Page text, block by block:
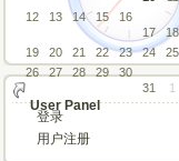
12
13 14 15
16
17
18
19
20 21 22 23 24
25
26
27 28 29
30
31
1
User Panel
登录
用户注册